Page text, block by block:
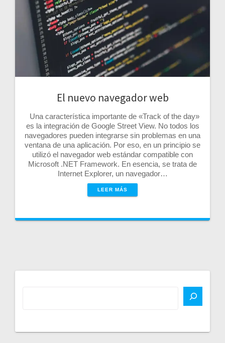
El nuevo navegador web
Una característica importante de «Track of the day»
es la integración de Google Street View. No todos los
navegadores pueden integrarse sin problemas en una
ventana de una aplicación. Por eso, en un principio se
utilizó el navegador web estándar compatible con
Microsoft .NET Framework. En esencia, se trata de
Internet Explorer, un navegador…
LEER MÁS